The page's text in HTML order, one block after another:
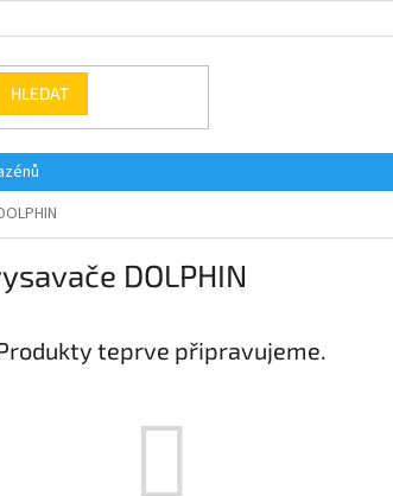
HLEDAT
DOLPHIN
teprve připravujeme.